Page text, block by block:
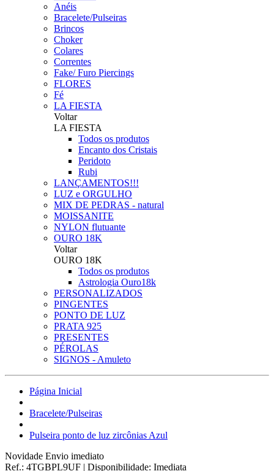
Anéis
Bracelete/Pulseiras
Brincos
Choker
Colares
Correntes
Fake/ Furo Piercings
FLORES
Fé
LA FIESTA
Voltar
LA FIESTA
Todos os produtos
Encanto dos Cristais
Peridoto
Rubi
LANÇAMENTOS!!!
LUZ e ORGULHO
MIX DE PEDRAS - natural
MOISSANITE
NYLON flutuante
OURO 18K
Voltar
OURO 18K
Todos os produtos
Astrologia Ouro18k
PERSONALIZADOS
PINGENTES
PONTO DE LUZ
PRATA 925
PRESENTES
PÉROLAS
SIGNOS - Amuleto
Página Inicial
Bracelete/Pulseiras
Pulseira ponto de luz zircônias Azul
Novidade Envio imediato
Ref.: 4TGBPL9UF | Disponibilidade: Imediata